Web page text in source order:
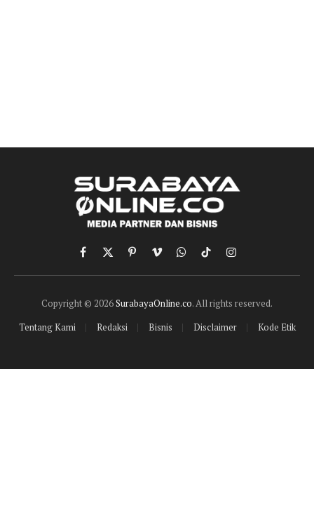
Facebook
X
(Twitter)
PinterestVimeoWhatsApp
TikTokInstagram
Copyright © 2026SurabayaOnline.co. All rights reserved.
Tentang Kami
Redaksi Bisnis Disclaimer Kode Etik